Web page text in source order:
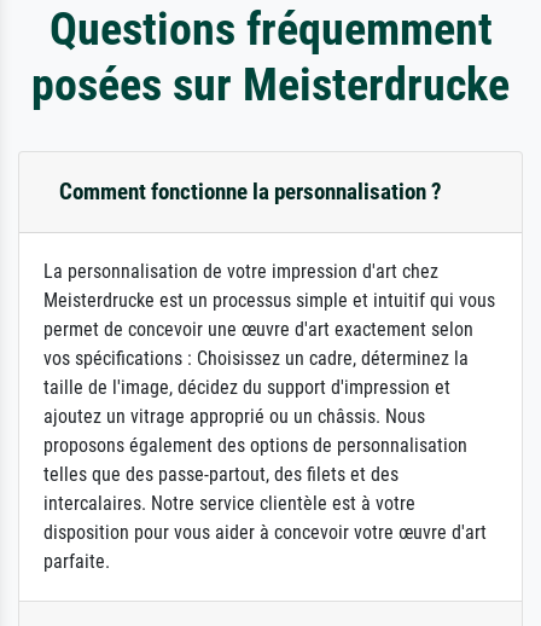
Questions fréquemment
posées sur Meisterdrucke
Comment fonctionne la personnalisation ?
La personnalisation de votre impression d'art chez
Meisterdrucke est un processus simple et intuitif qui vous
permet de concevoir une œuvre d'art exactement selon
vos spécifications : Choisissez un cadre, déterminez la
taille de l'image, décidez du support d'impression et
ajoutez un vitrage approprié ou un châssis. Nous
proposons également des options de personnalisation
telles que des passe-partout, des filets et des
intercalaires. Notre service clientèle est à votre
disposition pour vous aider à concevoir votre œuvre d'art
parfaite.